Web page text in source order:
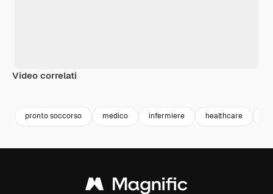
Video correlati
pronto soccorso medico infermiere healthcare